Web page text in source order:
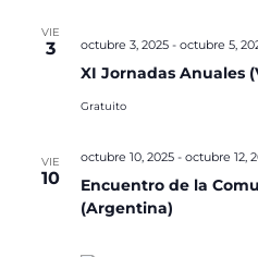
VIE
3
XI Jornadas Anuales
octubre 3, 2025- octubre 5,
Gratuito
VIE
10
Encuentro de la
(Argentina)
octubre 10, 2025- octubre 12,